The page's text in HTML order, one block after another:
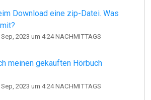
Download eine zip-Datei. Was
2023 um 4:24 NACHMITTAGS
meinen gekauften Hörbuch
2023 um 4:24 NACHMITTAGS